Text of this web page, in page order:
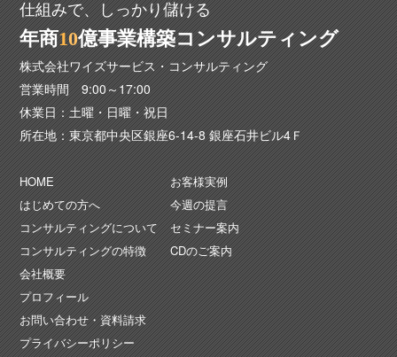
仕組みで、しっかり儲ける
年商10億事業構築コンサルティング
株式会社ワイズサービス・コンサルティング
営業時間 9:00～17:00
休業日：土曜・日曜・祝日
所在地：東京都中央区銀座6-14-8 銀座石井ビル4Ｆ
HOME
はじめての方へ
コンサルティングについて
コンサルティングの特徴
お客様実例
今週の提言
セミナー案内
CDのご案内
会社概要
プロフィール
お問い合わせ・資料請求
プライバシーポリシー